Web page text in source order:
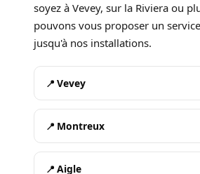
soyez à Vevey, sur la Riviera ou
pouvons vous proposer un
jusqu'à nos installations.
Vevey
Montreux
Aigle